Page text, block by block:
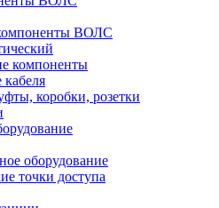
ВОЛС
компоненты
коробки, розетки
оборудование
точки доступа